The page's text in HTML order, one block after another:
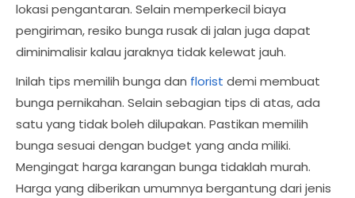
lokasi pengantaran. Selain memperkecil biaya
pengiriman, resiko bunga rusak di jalan juga dapat
diminimalisir kalau jaraknya tidak kelewat jauh.
Inilah tips memilih bunga dan florist demi membuat
bunga pernikahan. Selain sebagian tips di atas, ada
satu yang tidak boleh dilupakan. Pastikan memilih
bunga sesuai dengan budget yang anda miliki.
Mengingat harga karangan bunga tidaklah murah.
Harga yang diberikan umumnya bergantung dari jenis